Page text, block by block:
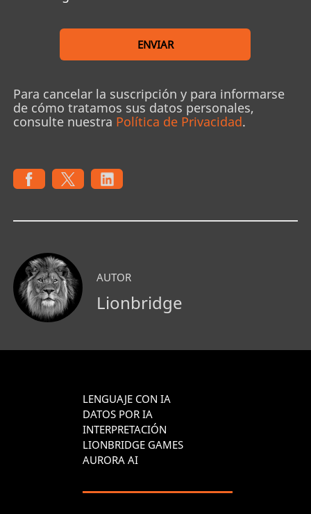
ENVIAR
Para cancelar la suscripción y para informarse
de cómo tratamos sus datos personales,
consulte nuestra Política de Privacidad.
AUTOR
Lionbridge
LENGUAJE CON IA
DATOS POR IA
INTERPRETACIÓN
LIONBRIDGE GAMES
AURORA AI